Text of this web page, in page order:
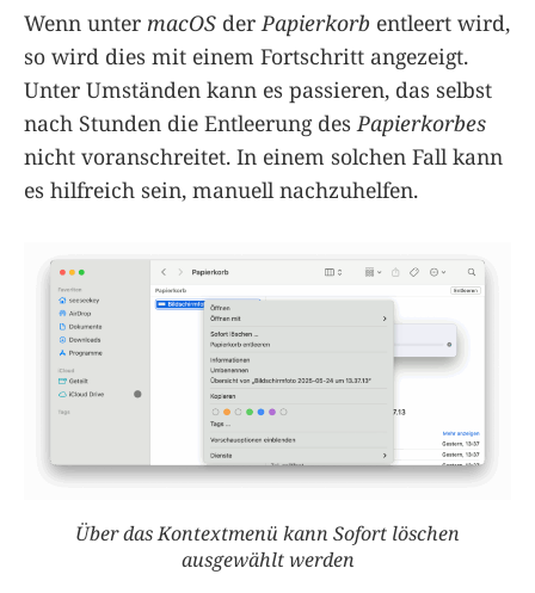
Wenn unter macOS der Papierkorb entleert wird,
so wird dies mit einem Fortschritt angezeigt.
Unter Umständen kann es passieren, das selbst
nach Stunden die Entleerung des Papierkorbes
nicht voranschreitet. In einem solchen Fall kann
es hilfreich sein, manuell nachzuhelfen.
Über das Kontextmenü kann Sofort löschen
ausgewählt werden